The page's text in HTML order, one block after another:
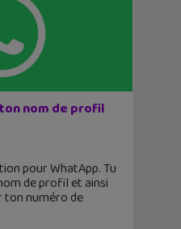
nom de profil
pour WhatApp. Tu
de profil et ainsi
ton numéro de